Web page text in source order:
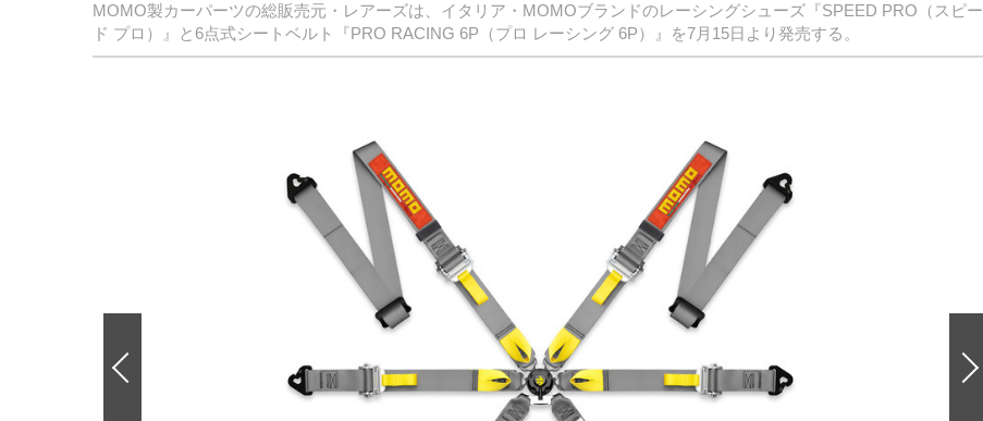
MOMO製カーパーツの総販売元・レアーズは、イタリア・MOMOブランドのレーシングシューズ『SPEED PRO（スピー
ド プロ）』と6点式シートベルト『PRO RACING 6P（プロ レーシング 6P）』を7月15日より発売する。